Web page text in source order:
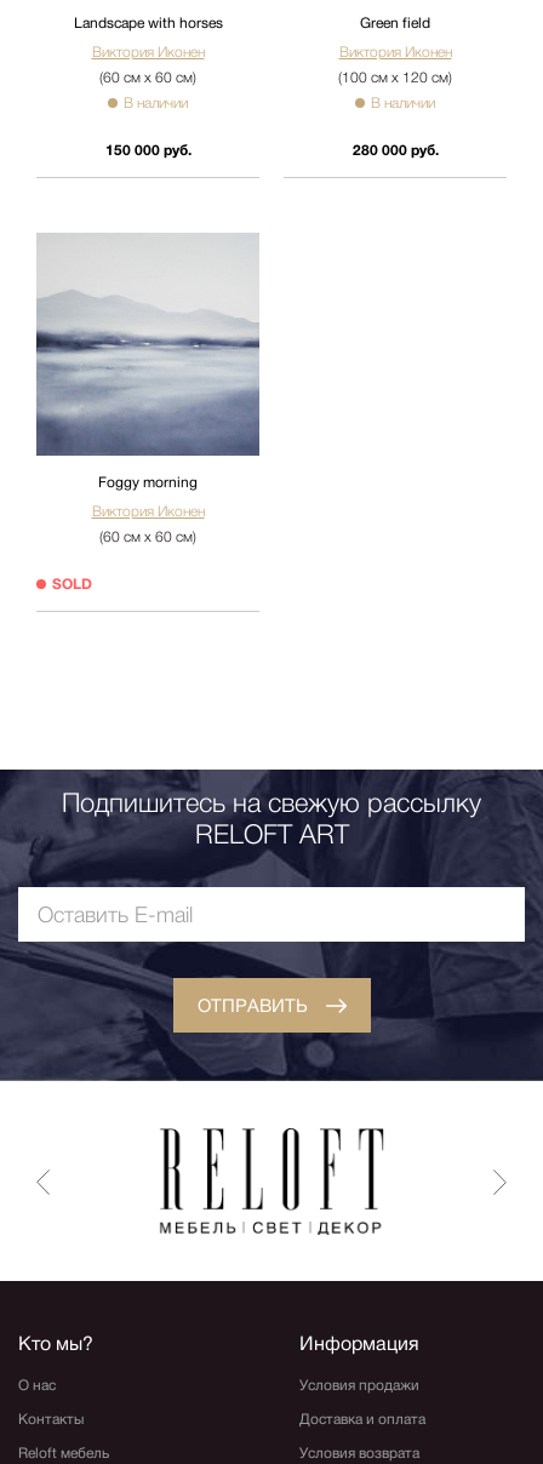
Landscape with horses
Виктория Иконен
(60 см х 60 см)
В наличии
150 000 руб.
Green field
Виктория Иконен
(100 см х 120 см)
В наличии
280 000 руб.
Foggy morning
Виктория Иконен
(60 см х 60 см)
SOLD
Подпишитесь на свежую рассылку
RELOFT ART
ОТПРАВИТЬ
Кто мы?
О нас
Контакты
Reloft мебель
Информация
Условия продажи
Доставка и оплата
Условия возврата